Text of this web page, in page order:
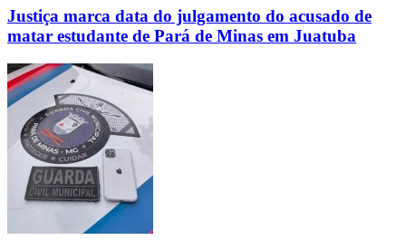
Justiça marca data do julgamento do acusado de
matar estudante de Pará de Minas em Juatuba